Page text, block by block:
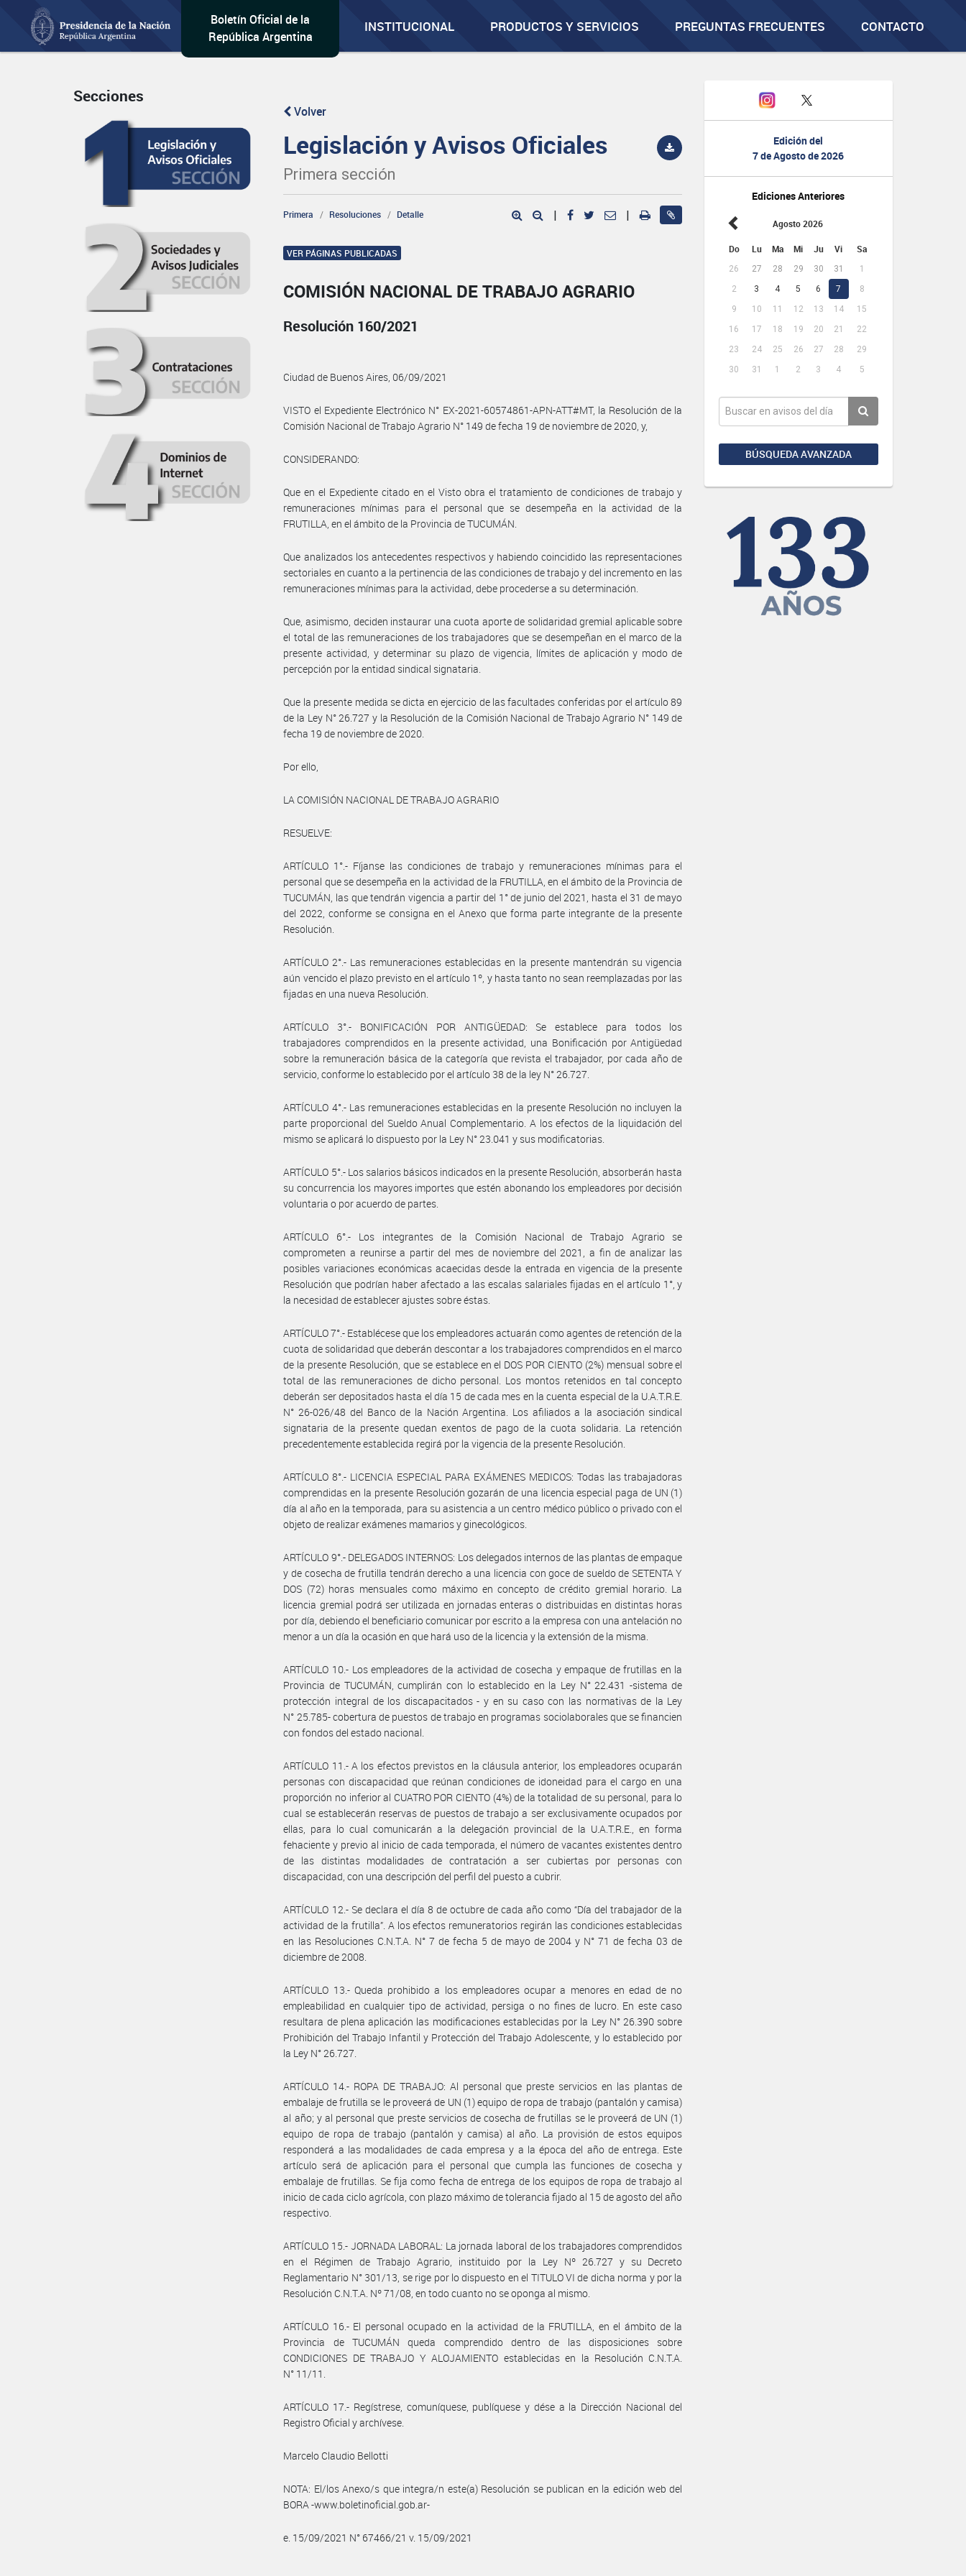
Boletín Oficial de la
República Argentina
INSTITUCIONAL PRODUCTOS Y SERVICIOS PREGUNTAS FRECUENTES CONTACTO
Edición del
7 de Agosto de 2026
Ediciones Anteriores
Agosto 2026
Do Lu Ma Mi Ju Vi Sa
26 27 28 29 30 31
1
2
3 4 5 6 7
8
9
10 11 12 13 14
15
16
17 18 19 20 21
22
23
24 25 26 27 28
29
30
31 1 2 3 4 5
BÚSQUEDA AVANZADA
Secciones
Volver
Legislación y Avisos Oficiales
Primera sección
Primera Resoluciones Detalle | |
VER PÁGINAS PUBLICADAS
COMISIÓN NACIONAL DE TRABAJO AGRARIO
Resolución 160/2021
Ciudad de Buenos Aires, 06/09/2021
VISTO el Expediente Electrónico N° EX-2021-60574861-APN-ATT#MT, la Resolución de la
Comisión Nacional de Trabajo Agrario N° 149 de fecha 19 de noviembre de 2020, y,
CONSIDERANDO:
Que en el Expediente citado en el Visto obra el tratamiento de condiciones de trabajo y
remuneraciones mínimas para el personal que se desempeña en la actividad de la
FRUTILLA, en el ámbito de la Provincia de TUCUMÁN.
Que analizados los antecedentes respectivos y habiendo coincidido las representaciones
sectoriales en cuanto a la pertinencia de las condiciones de trabajo y del incremento en las
remuneraciones mínimas para la actividad, debe procederse a su determinación.
Que, asimismo, deciden instaurar una cuota aporte de solidaridad gremial aplicable sobre
el total de las remuneraciones de los trabajadores que se desempeñan en el marco de la
presente actividad, y determinar su plazo de vigencia, límites de aplicación y modo de
percepción por la entidad sindical signataria.
Que la presente medida se dicta en ejercicio de las facultades conferidas por el artículo 89
de la Ley N° 26.727 y la Resolución de la Comisión Nacional de Trabajo Agrario N° 149 de
fecha 19 de noviembre de 2020.
Por ello,
LA COMISIÓN NACIONAL DE TRABAJO AGRARIO
RESUELVE:
ARTÍCULO 1°.- Fíjanse las condiciones de trabajo y remuneraciones mínimas para el
personal que se desempeña en la actividad de la FRUTILLA, en el ámbito de la Provincia de
TUCUMÁN, las que tendrán vigencia a partir del 1° de junio del 2021, hasta el 31 de mayo
del 2022, conforme se consigna en el Anexo que forma parte integrante de la presente
Resolución.
ARTÍCULO 2°.- Las remuneraciones establecidas en la presente mantendrán su vigencia
aún vencido el plazo previsto en el artículo 1º, y hasta tanto no sean reemplazadas por las
fijadas en una nueva Resolución.
ARTÍCULO 3°.- BONIFICACIÓN POR ANTIGÜEDAD: Se establece para todos los
trabajadores comprendidos en la presente actividad, una Bonificación por Antigüedad
sobre la remuneración básica de la categoría que revista el trabajador, por cada año de
servicio, conforme lo establecido por el artículo 38 de la ley N° 26.727.
ARTÍCULO 4°.- Las remuneraciones establecidas en la presente Resolución no incluyen la
parte proporcional del Sueldo Anual Complementario. A los efectos de la liquidación del
mismo se aplicará lo dispuesto por la Ley N° 23.041 y sus modificatorias.
ARTÍCULO 5°.- Los salarios básicos indicados en la presente Resolución, absorberán hasta
su concurrencia los mayores importes que estén abonando los empleadores por decisión
voluntaria o por acuerdo de partes.
ARTÍCULO 6°.- Los integrantes de la Comisión Nacional de Trabajo Agrario se
comprometen a reunirse a partir del mes de noviembre del 2021, a fin de analizar las
posibles variaciones económicas acaecidas desde la entrada en vigencia de la presente
Resolución que podrían haber afectado a las escalas salariales fijadas en el artículo 1°, y
la necesidad de establecer ajustes sobre éstas.
ARTÍCULO 7°.- Establécese que los empleadores actuarán como agentes de retención de la
cuota de solidaridad que deberán descontar a los trabajadores comprendidos en el marco
de la presente Resolución, que se establece en el DOS POR CIENTO (2%) mensual sobre el
total de las remuneraciones de dicho personal. Los montos retenidos en tal concepto
deberán ser depositados hasta el día 15 de cada mes en la cuenta especial de la U.A.T.R.E.
N° 26-026/48 del Banco de la Nación Argentina. Los afiliados a la asociación sindical
signataria de la presente quedan exentos de pago de la cuota solidaria. La retención
precedentemente establecida regirá por la vigencia de la presente Resolución.
ARTÍCULO 8°.- LICENCIA ESPECIAL PARA EXÁMENES MEDICOS: Todas las trabajadoras
comprendidas en la presente Resolución gozarán de una licencia especial paga de UN (1)
día al año en la temporada, para su asistencia a un centro médico público o privado con el
objeto de realizar exámenes mamarios y ginecológicos.
ARTÍCULO 9°.- DELEGADOS INTERNOS: Los delegados internos de las plantas de empaque
y de cosecha de frutilla tendrán derecho a una licencia con goce de sueldo de SETENTA Y
DOS (72) horas mensuales como máximo en concepto de crédito gremial horario. La
licencia gremial podrá ser utilizada en jornadas enteras o distribuidas en distintas horas
por día, debiendo el beneficiario comunicar por escrito a la empresa con una antelación no
menor a un día la ocasión en que hará uso de la licencia y la extensión de la misma.
ARTÍCULO 10.- Los empleadores de la actividad de cosecha y empaque de frutillas en la
Provincia de TUCUMÁN, cumplirán con lo establecido en la Ley N° 22.431 -sistema de
protección integral de los discapacitados - y en su caso con las normativas de la Ley
N° 25.785- cobertura de puestos de trabajo en programas sociolaborales que se financien
con fondos del estado nacional.
ARTÍCULO 11.- A los efectos previstos en la cláusula anterior, los empleadores ocuparán
personas con discapacidad que reúnan condiciones de idoneidad para el cargo en una
proporción no inferior al CUATRO POR CIENTO (4%) de la totalidad de su personal, para lo
cual se establecerán reservas de puestos de trabajo a ser exclusivamente ocupados por
ellas, para lo cual comunicarán a la delegación provincial de la U.A.T.R.E., en forma
fehaciente y previo al inicio de cada temporada, el número de vacantes existentes dentro
de las distintas modalidades de contratación a ser cubiertas por personas con
discapacidad, con una descripción del perfil del puesto a cubrir.
ARTÍCULO 12.- Se declara el día 8 de octubre de cada año como “Día del trabajador de la
actividad de la frutilla”. A los efectos remuneratorios regirán las condiciones establecidas
en las Resoluciones C.N.T.A. N° 7 de fecha 5 de mayo de 2004 y N° 71 de fecha 03 de
diciembre de 2008.
ARTÍCULO 13.- Queda prohibido a los empleadores ocupar a menores en edad de no
empleabilidad en cualquier tipo de actividad, persiga o no fines de lucro. En este caso
resultara de plena aplicación las modificaciones establecidas por la Ley N° 26.390 sobre
Prohibición del Trabajo Infantil y Protección del Trabajo Adolescente, y lo establecido por
la Ley N° 26.727.
ARTÍCULO 14.- ROPA DE TRABAJO: Al personal que preste servicios en las plantas de
embalaje de frutilla se le proveerá de UN (1) equipo de ropa de trabajo (pantalón y camisa)
al año; y al personal que preste servicios de cosecha de frutillas se le proveerá de UN (1)
equipo de ropa de trabajo (pantalón y camisa) al año. La provisión de estos equipos
responderá a las modalidades de cada empresa y a la época del año de entrega. Este
artículo será de aplicación para el personal que cumpla las funciones de cosecha y
embalaje de frutillas. Se fija como fecha de entrega de los equipos de ropa de trabajo al
inicio de cada ciclo agrícola, con plazo máximo de tolerancia fijado al 15 de agosto del año
respectivo.
ARTÍCULO 15.- JORNADA LABORAL: La jornada laboral de los trabajadores comprendidos
en el Régimen de Trabajo Agrario, instituido por la Ley Nº 26.727 y su Decreto
Reglamentario N° 301/13, se rige por lo dispuesto en el TITULO VI de dicha norma y por la
Resolución C.N.T.A. Nº 71/08, en todo cuanto no se oponga al mismo.
ARTÍCULO 16.- El personal ocupado en la actividad de la FRUTILLA, en el ámbito de la
Provincia de TUCUMÁN queda comprendido dentro de las disposiciones sobre
CONDICIONES DE TRABAJO Y ALOJAMIENTO establecidas en la Resolución C.N.T.A.
N° 11/11.
ARTÍCULO 17.- Regístrese, comuníquese, publíquese y dése a la Dirección Nacional del
Registro Oficial y archívese.
Marcelo Claudio Bellotti
NOTA: El/los Anexo/s que integra/n este(a) Resolución se publican en la edición web del
BORA -www.boletinoficial.gob.ar-
e. 15/09/2021 N° 67466/21 v. 15/09/2021